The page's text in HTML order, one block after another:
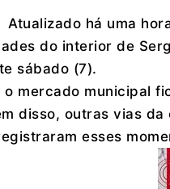
Atualizado há uma
do interior de
sábado (7).
o mercado municipal
disso, outras vias
esses